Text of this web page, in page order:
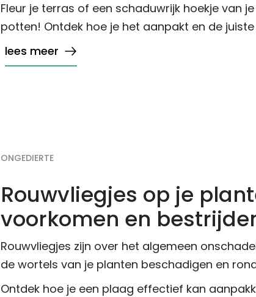
Fleur je terras of een schaduwrijk hoekje van
potten! Ontdek hoe je het aanpakt en de
lees meer
ONGEDIERTE
Rouwvliegjes op je
voorkomen en
Rouwvliegjes zijn over het algemeen
de wortels van je planten beschadigen en
Ontdek hoe je een plaag effectief kan